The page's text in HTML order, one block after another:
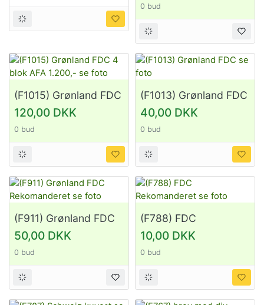
0 bud
(F1015) Grønland FDC
4 blok AFA 1.200,- se
foto
120,00 DKK
0 bud
(F1013) Grønland FDC
se foto
40,00 DKK
0 bud
(F911) Grønland FDC
Rekomanderet se foto
50,00 DKK
0 bud
(F788) FDC
Rekomanderet se foto
10,00 DKK
0 bud